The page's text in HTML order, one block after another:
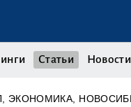
Статьи Новости
ЭКОНОМИКА